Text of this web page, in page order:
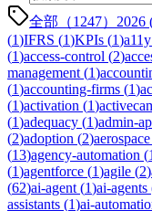
全部（1247） 2026
(1)IFRS (1)KPIs (1)a11y
(1)access-control (2)
management (1)
(1)accounting-firms (1)
(1)activation (1)
(1)adequacy (1)admin-
(2)adoption (2)aerospace
(13)agency-automation (1
(1)agentforce (1)agile (2)
(62)ai-agent (1)ai-agents
assistants (1)ai-